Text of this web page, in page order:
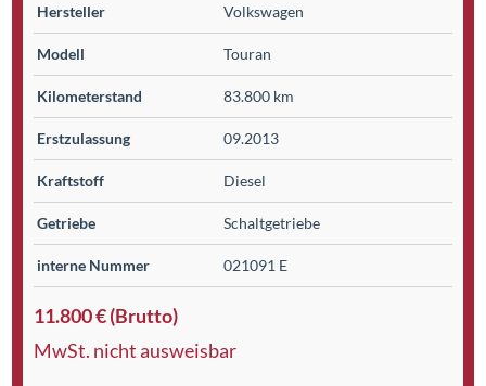
Hersteller Volkswagen
Modell Touran
Kilometer­stand 83.800 km
Erst­zulassung 09.2013
Kraftstoff Diesel
Getriebe Schaltgetriebe
interne Nummer 021091 E
11.800 € (Brutto)
MwSt. nicht ausweisbar